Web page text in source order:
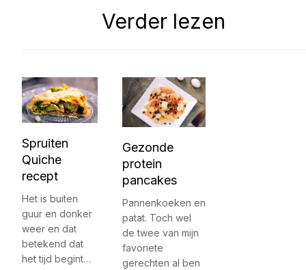
Verder lezen
Spruiten
Quiche
recept
Het is buiten
guur en donker
weer en dat
betekend dat
het tijd begint…
Gezonde
protein
pancakes
Pannenkoeken en
patat. Toch wel
de twee van mijn
favoriete
gerechten al ben